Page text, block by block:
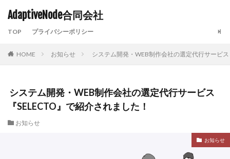
AdaptiveNode合同会社
TOP プライバシーポリシー
HOME お知らせ システム開発・WEB制作会社の選定代行サービ
システム開発・WEB制作会社の選定代行サービス
『SELECTO』で紹介されました！
お知らせ
お知らせ